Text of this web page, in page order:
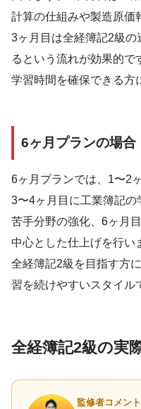
計算の仕組みや製造原価
3ヶ月目は全経簿記2級
るという流れが効果的
学習時間を確保できる方
6ヶ月プランの場合
6ヶ月プランでは、1〜2
3〜4ヶ月目に工業簿記の
苦手分野の強化、6ヶ月
中心とした仕上げを行い
全経簿記2級を目指す方
習を続けやすいスタイル
全経簿記2級の実
監修者コメント